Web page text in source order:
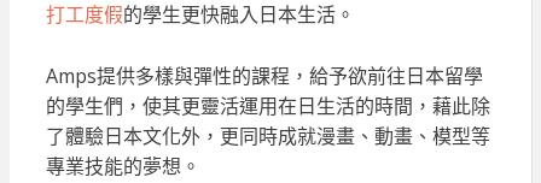
打工度假的學生更快融入日本生活。
Amps提供多樣與彈性的課程，給予欲前往日本留學
的學生們，使其更靈活運用在日生活的時間，藉此除
了體驗日本文化外，更同時成就漫畫、動畫、模型等
專業技能的夢想。